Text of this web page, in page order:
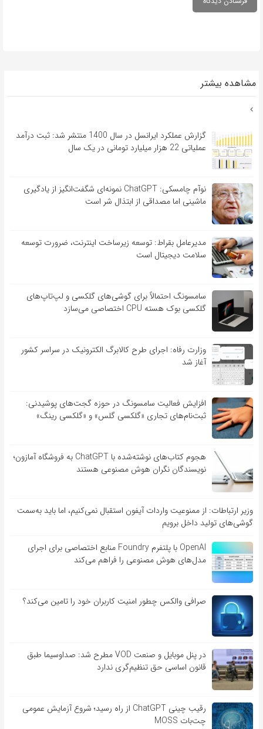
مشاهده بیشتر
گزارش عملکرد ایرانسل در سال 1400 منتشر شد: ثبت درآمد
عملیاتی 22 هزار میلیارد تومانی در یک سال
نوآم چامسکی: ChatGPT نمونه‌ای شگفت‌انگیز از یادگیری
ماشینی اما مصداقی از ابتذال شر است
مدیرعامل بقراط: توسعه زیرساخت اینترنت، ضرورت توسعه
سلامت دیجیتال است
سامسونگ احتمالاً برای گوشی‌های گلکسی و لپ‌تاپ‌های
گلکسی بوک هسته CPU اختصاصی می‌سازد
وزارت رفاه: اجرای طرح کالابرگ الکترونیک در سراسر کشور
آغاز شد
افزایش فعالیت سامسونگ در حوزه گجت‌های پوشیدنی:
ثبت‌نام‌های تجاری «گلکسی گلس» و «گلکسی رینگ»
هجوم کتاب‌های نوشته‌شده با ChatGPT به فروشگاه آمازون؛
نویسندگان نگران هوش مصنوعی هستند
وزیر ارتباطات: از ممنوعیت واردات آیفون استقبال نمی‌کنیم، اما باید به‌سمت
گوشی‌های تولید داخل برویم
OpenAI با پلتفرم Foundry منابع اختصاصی برای اجرای
مدل‌های هوش مصنوعی را فراهم می‌کند
صرافی والکس چطور امنیت کاربران خود را تامین می‌کند؟
در پنل موبایل و صنعت VOD مطرح شد: صداوسیما طبق
قانون اساسی حق تنظیم‌گری ندارد
رقیب چینی ChatGPT از راه رسید؛ شروع آزمایش عمومی
چت‌بات MOSS